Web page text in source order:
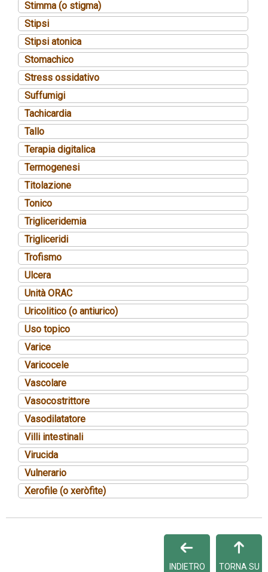
Stimma (o stigma)
Stipsi
Stipsi atonica
Stomachico
Stress ossidativo
Suffumigi
Tachicardia
Tallo
Terapia digitalica
Termogenesi
Titolazione
Tonico
Trigliceridemia
Trigliceridi
Trofismo
Ulcera
Unità ORAC
Uricolitico (o antiurico)
Uso topico
Varice
Varicocele
Vascolare
Vasocostrittore
Vasodilatatore
Villi intestinali
Virucida
Vulnerario
Xerofile (o xeròfite)
TORNA SU
INDIETRO